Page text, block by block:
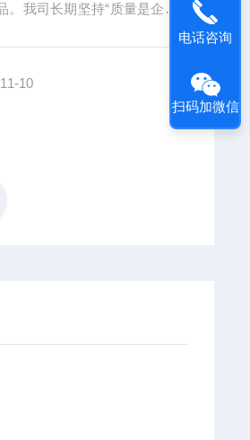
我司长期坚持“质量是企业
10
电话咨询
扫码加微信